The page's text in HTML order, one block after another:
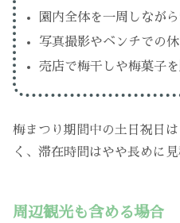
園内全体を一周しなが
写真撮影やベンチでの
売店で梅干しや梅菓子
梅まつり期間中の土日祝日
く、滞在時間はやや長めに
周辺観光も含める場合